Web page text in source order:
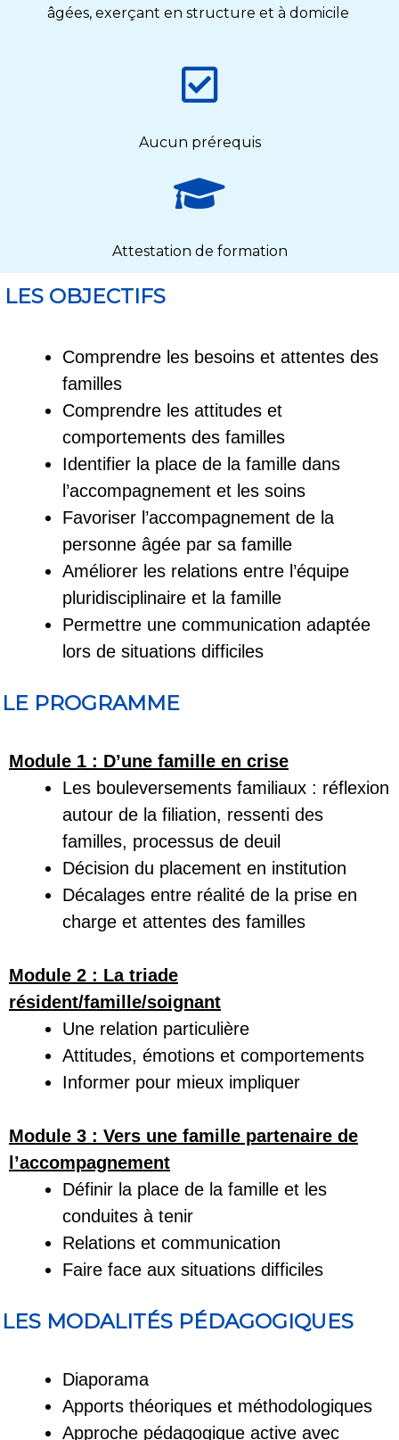
âgées, exerçant en structure et à domicile
Aucun prérequis
Attestation de formation
LES OBJECTIFS
Comprendre les besoins et attentes des
familles
Comprendre les attitudes et
comportements des familles
Identifier la place de la famille dans
l’accompagnement et les soins
Favoriser l’accompagnement de la
personne âgée par sa famille
Améliorer les relations entre l’équipe
pluridisciplinaire et la famille
Permettre une communication adaptée
lors de situations difficiles
LE PROGRAMME
Module 1 : D’une famille en crise
Les bouleversements familiaux : réflexion
autour de la filiation, ressenti des
familles, processus de deuil
Décision du placement en institution
Décalages entre réalité de la prise en
charge et attentes des familles
Module 2 : La triade
résident/famille/soignant
Une relation particulière
Attitudes, émotions et comportements
Informer pour mieux impliquer
Module 3 : Vers une famille partenaire de
l’accompagnement
Définir la place de la famille et les
conduites à tenir
Relations et communication
Faire face aux situations difficiles
LES MODALITÉS PÉDAGOGIQUES
Diaporama
Apports théoriques et méthodologiques
Approche pédagogique active avec